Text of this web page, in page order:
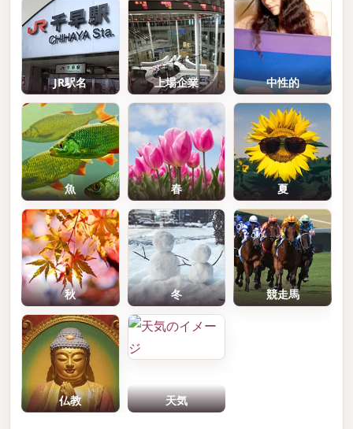
JR駅名 上場企業 中性的
魚 春 夏
秋 冬 競走馬
仏教 天気